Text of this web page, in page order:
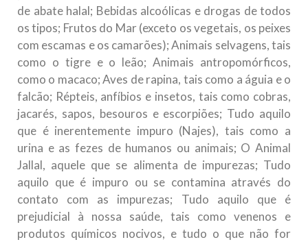
de abate halal; Bebidas alcoólicas e drogas de todos
os tipos; Frutos do Mar (exceto os vegetais, os peixes
com escamas e os camarões); Animais selvagens, tais
como o tigre e o leão; Animais antropomórficos,
como o macaco; Aves de rapina, tais como a águia e o
falcão; Répteis, anfíbios e insetos, tais como cobras,
jacarés, sapos, besouros e escorpiões; Tudo aquilo
que é inerentemente impuro (Najes), tais como a
urina e as fezes de humanos ou animais; O Animal
Jallal, aquele que se alimenta de impurezas; Tudo
aquilo que é impuro ou se contamina através do
contato com as impurezas; Tudo aquilo que é
prejudicial à nossa saúde, tais como venenos e
produtos químicos nocivos, e tudo o que não for